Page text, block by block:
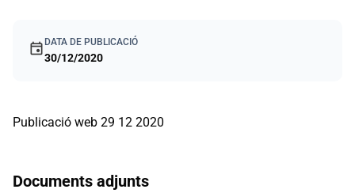
event DATA DE PUBLICACIÓ
30/12/2020
Publicació web 29 12 2020
Documents adjunts